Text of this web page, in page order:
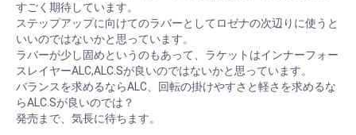
すごく期待しています。
ステップアップに向けてのラバーとしてロゼナの次辺りに使うと
いいのではないかと思っています。
ラバーが少し固めというのもあって、ラケットはインナーフォー
スレイヤーALC,ALC.Sが良いのではないかと思っています。
バランスを求めるならALC、回転の掛けやすさと軽さを求めるな
らALC.Sが良いのでは？
発売まで、気長に待ちます。